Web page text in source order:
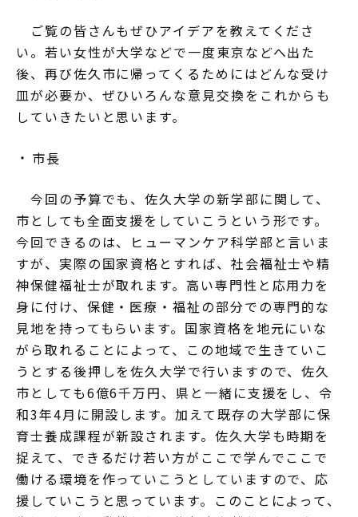
ご覧の皆さんもぜひアイデアを教えてくださ
い。若い女性が大学などで一度東京などへ出た
後、再び佐久市に帰ってくるためにはどんな受け
皿が必要か、ぜひいろんな意見交換をこれからも
していきたいと思います。
市長
今回の予算でも、佐久大学の新学部に関して、
市としても全面支援をしていこうという形です。
今回できるのは、ヒューマンケア科学部と言いま
すが、実際の国家資格とすれば、社会福祉士や精
神保健福祉士が取れます。高い専門性と応用力を
身に付け、保健・医療・福祉の部分での専門的な
見地を持ってもらいます。国家資格を地元にいな
がら取れることによって、この地域で生きていこ
うとする後押しを佐久大学で行いますので、佐久
市としても6億6千万円、県と一緒に支援をし、令
和3年4月に開設します。加えて既存の大学部に保
育士養成課程が新設されます。佐久大学も時期を
捉えて、できるだけ若い方がここで学んでここで
働ける環境を作っていこうとしていますので、応
援していこうと思っています。このことによって、